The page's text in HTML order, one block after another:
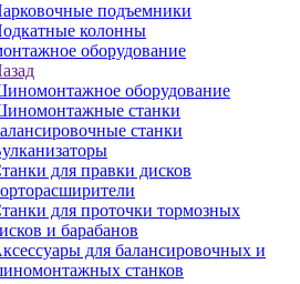
подъемники
колонны
оборудование
оборудование
станки
станки
для правки дисков
для проточки тормозных
и барабанов
для балансировочных и
станков